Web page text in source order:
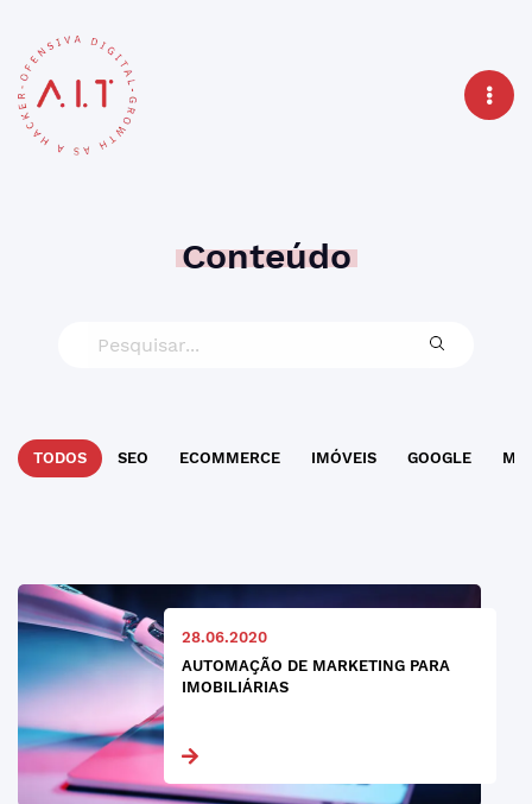
Conteúdo
TODOS SEO ECOMMERCE IMÓVEIS GOOGLE
28.06.2020
AUTOMAÇÃO DE MARKETING PARA
IMOBILIÁRIAS